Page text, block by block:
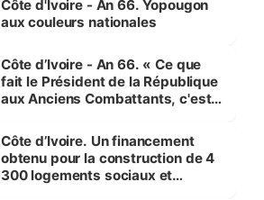
vies humaines »
Côte d'Ivoire - An 66. Yopougon
aux couleurs nationales
Côte d’Ivoire - An 66. « Ce que
fait le Président de la République
aux Anciens Combattants, c'est
Côte d’Ivoire. Un financement
obtenu pour la construction de 4
300 logements sociaux et